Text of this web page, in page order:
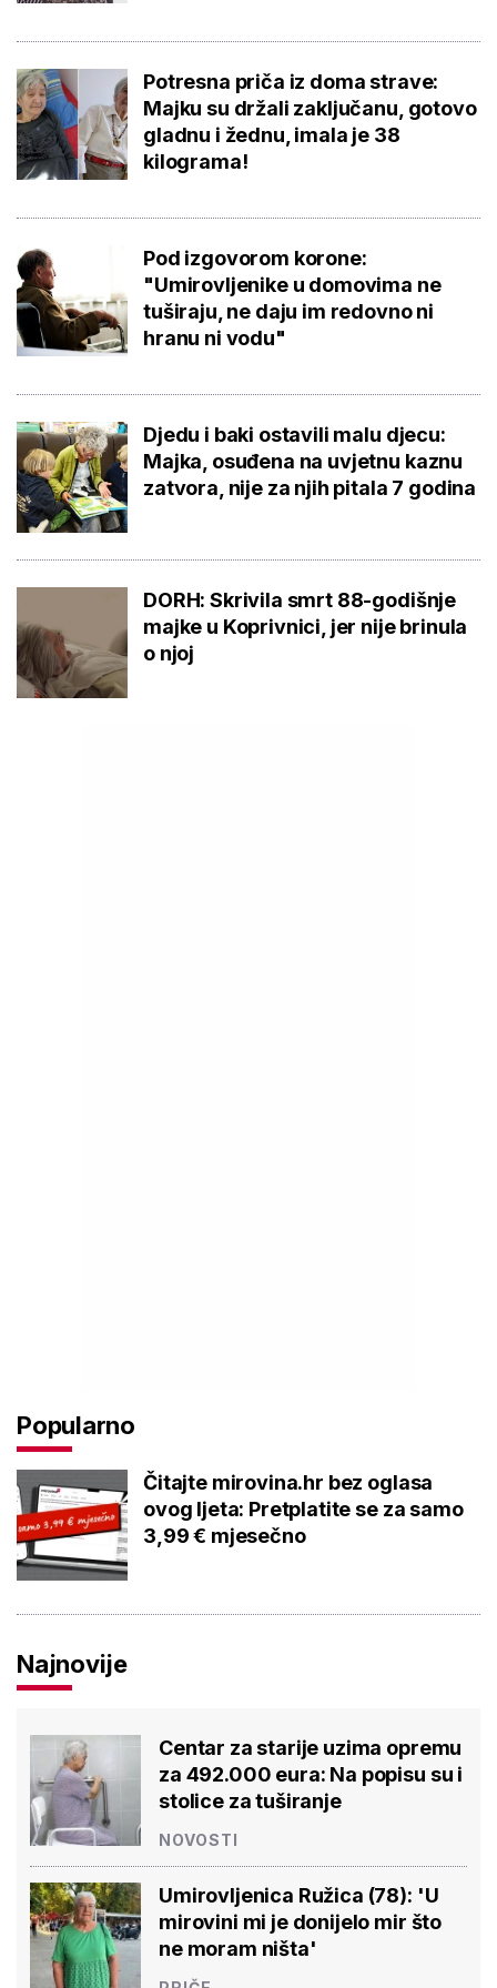
Potresna priča iz doma strave:
Majku su držali zaključanu, gotovo
gladnu i žednu, imala je 38
kilograma!
Pod izgovorom korone:
"Umirovljenike u domovima ne
tuširaju, ne daju im redovno ni
hranu ni vodu"
Djedu i baki ostavili malu djecu:
Majka, osuđena na uvjetnu kaznu
zatvora, nije za njih pitala 7 godina
DORH: Skrivila smrt 88-godišnje
majke u Koprivnici, jer nije brinula
o njoj
Popularno
Čitajte mirovina.hr bez oglasa
ovog ljeta: Pretplatite se za samo
3,99 € mjesečno
Najnovije
Centar za starije uzima opremu
za 492.000 eura: Na popisu su i
stolice za tuširanje
NOVOSTI
Umirovljenica Ružica (78): 'U
mirovini mi je donijelo mir što
ne moram ništa'